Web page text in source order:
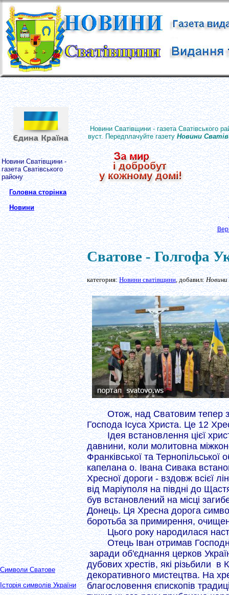
Новини Сватівщини -
газета Сватівського
району
Головна сторінка
Новини
Символи Сватове
Історія символів України
Новини Сватівщини - газета Сватівського
вуст. Передплачуйте газетуНовини
Сватове - Голгофа
категория:Новини сватівщини, добавил:
Отож, над Сватовим тепер
Господа Ісуса Христа. Це 12
Ідея встановлення цієї
давнини, коли молитовна
Франківської та
капелана о. Івана Сивака
Хресної дороги - вздовж всієї
від Маріуполя на півдні до
був встановлений на місці
Донець. Ця Хресна дорога
боротьба за примирення,
Цього року народилася
Отець Іван отримав
заради об'єднання церков
дубових хрестів, які різьбили в
декоративного мистецтва. На
благословення єпископів